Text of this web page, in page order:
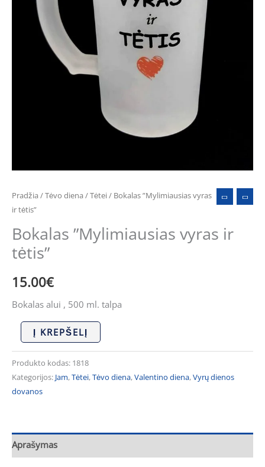
Pradžia /Tėvo diena /Tėtei/ Bokalas ”Mylimiausias vyras
ir tėtis”
Bokalas ”Mylimiausias vyras ir
tėtis”
15.00€
Bokalas alui , 500 ml. talpa
Į KREPŠELĮ
Produkto kodas: 1818
Kategorijos: Jam,Tėtei,Tėvo diena,Valentino diena,Vyrų dienos
dovanos
Aprašymas